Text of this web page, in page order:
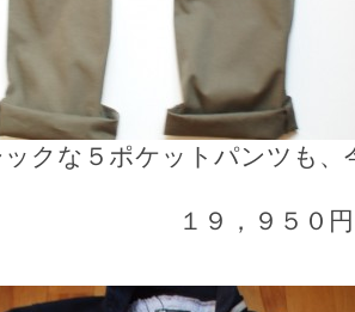
クな５ポケットパンツも、
，９５０円